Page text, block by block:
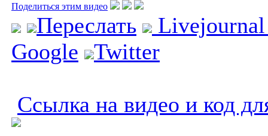
Поделиться этим видео
Переслать
Google
Twitter
Ссылка на видео и код